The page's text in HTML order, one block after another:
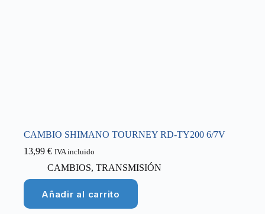
CAMBIO SHIMANO TOURNEY RD-TY200 6/7V
13,99 € IVA incluido
CAMBIOS, TRANSMISIÓN
Añadir al carrito